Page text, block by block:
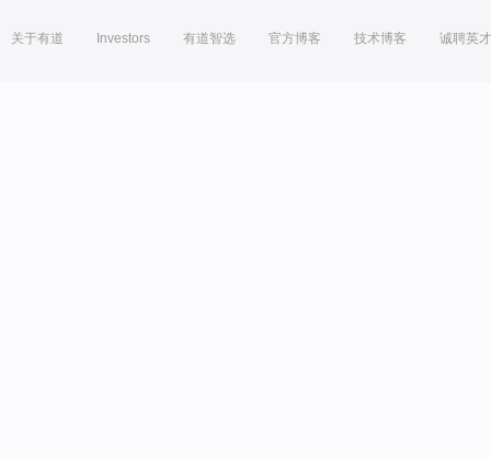
关于有道 Investors 有道智选 官方博客 技术博客 诚聘英才